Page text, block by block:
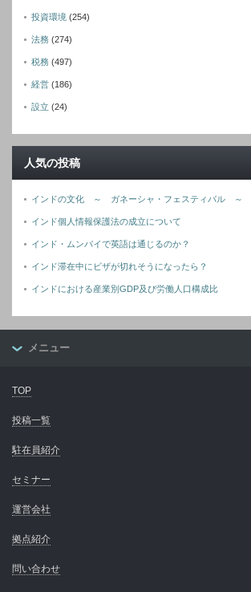
投資環境 (254)
法務 (274)
税務 (497)
経営 (186)
設立 (24)
人気の投稿
インドの文化 ～ ガネーシャ・フェスティバル ～
インド個人情報保護法の成立について
インド・ムンバイで英語は通じるのか？
インド滞在中にビザが切れそうになったら？
インドにおける産業別GDP及び労働人口構成比
メニュー
TOP
投稿一覧
駐在員紹介
セミナー
運営会社
拠点紹介
問い合わせ